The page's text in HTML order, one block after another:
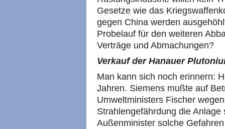
Gesetze wie das
gegen China werden
Probelauf für den weiteren
Verträge und Abmachungen?
Verkauf der Hanauer
Man kann sich noch erinnern:
Jahren. Siemens mußte auf
Umweltministers Fischer
Strahlengefährdung die
Außenminister solche